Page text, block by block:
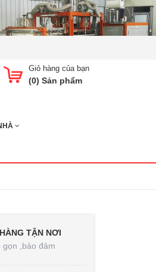
Giỏ hàng của bạn
(0) Sản phẩm
TẬN NƠI
gọn ,bảo đảm